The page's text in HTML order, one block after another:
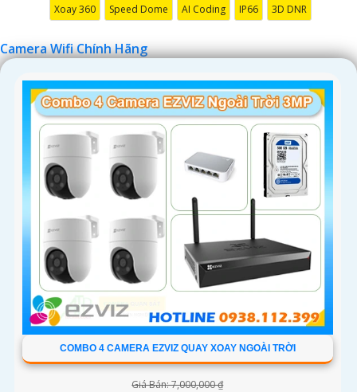
đỡ bạn tốt hơn.
Xoay 360 Speed Dome AI Coding IP66 3D DNR
Camera Wifi Chính Hãng
COMBO 4 CAMERA EZVIZ QUAY XOAY NGOÀI TRỜI
Giá Bán: 7,000,000 ₫